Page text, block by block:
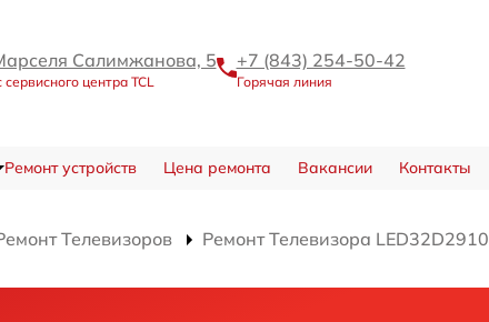
Салимжанова, 5
центра TCL
+7 (843) 254-50-42
Горячая линия
Ремонт устройств Цена ремонта Вакансии Контакты
Телевизоров Ремонт Телевизора LED32D2910